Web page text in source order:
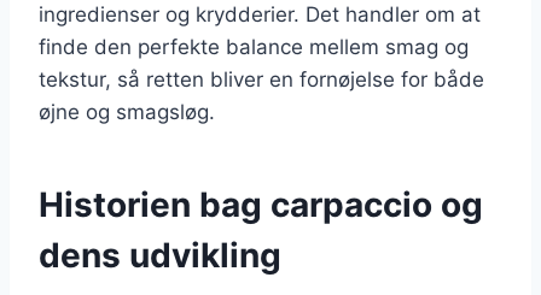
ingredienser og krydderier. Det handler om at
finde den perfekte balance mellem smag og
tekstur, så retten bliver en fornøjelse for både
øjne og smagsløg.
Historien bag carpaccio og
dens udvikling